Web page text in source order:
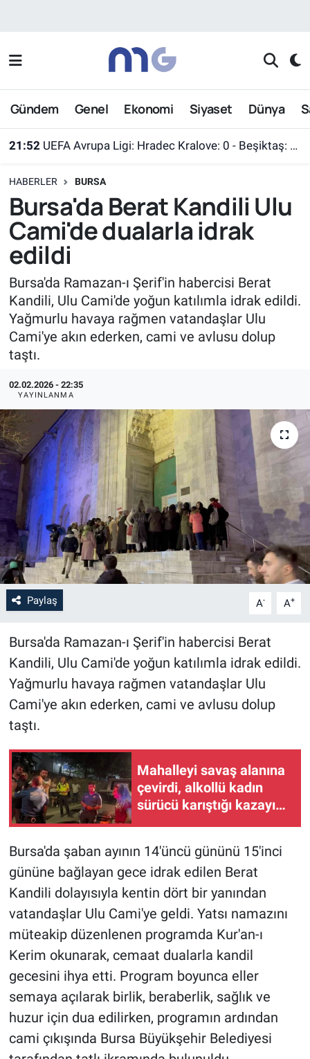
Gündem Genel Ekonomi Siyaset Dünya
21:52 UEFA Avrupa Ligi: Hradec Kralove: 0 - Beşiktaş: 1 (Maç sonucu)
HABERLER BURSA
Bursa'da Berat Kandili Ulu
Cami'de dualarla idrak
edildi
Bursa'da Ramazan-ı Şerif'in habercisi Berat
Kandili, Ulu Cami'de yoğun katılımla idrak edildi.
Yağmurlu havaya rağmen vatandaşlar Ulu
Cami'ye akın ederken, cami ve avlusu dolup
taştı.
02.02.2026 - 22:35
YAYINLANMA
Paylaş A- A+
Bursa'da Ramazan-ı Şerif'in habercisi Berat
Kandili, Ulu Cami'de yoğun katılımla idrak edildi.
Yağmurlu havaya rağmen vatandaşlar Ulu
Cami'ye akın ederken, cami ve avlusu dolup
taştı.
Mahalleyi savaş alanına
çevirdi, alkollü kadın
sürücü karıştığı kazayı
Bursa'da şaban ayının 14'üncü gününü 15'inci
gününe bağlayan gece idrak edilen Berat
Kandili dolayısıyla kentin dört bir yanından
vatandaşlar Ulu Cami'ye geldi. Yatsı namazını
müteakip düzenlenen programda Kur'an-ı
Kerim okunarak, cemaat dualarla kandil
gecesini ihya etti. Program boyunca eller
semaya açılarak birlik, beraberlik, sağlık ve
huzur için dua edilirken, programın ardından
cami çıkışında Bursa Büyükşehir Belediyesi
Nöbetçi Eczaneler
Hava Durumu
Süper Lig Puan Durumu ve Fikstür
Tüm Manşetler
Son Dakika Haberleri
Haber Arşivi